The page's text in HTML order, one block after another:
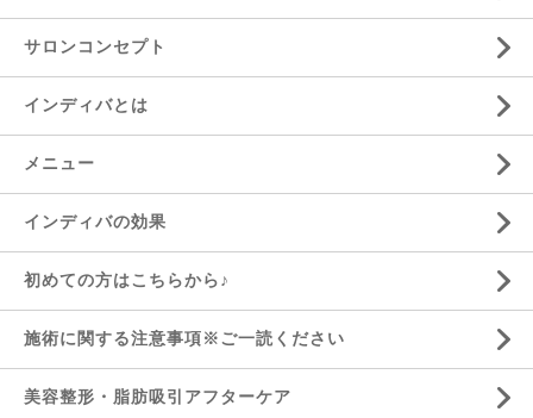
サロンコンセプト
インディバとは
メニュー
インディバの効果
初めての方はこちらから♪
施術に関する注意事項※ご一読ください
美容整形・脂肪吸引アフターケア